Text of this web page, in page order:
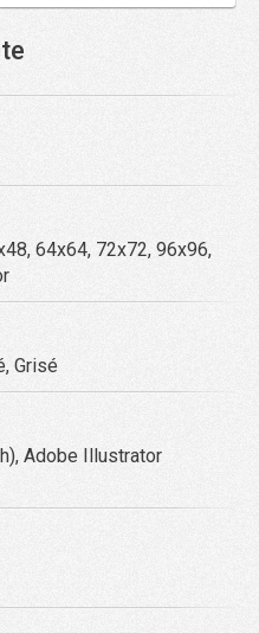
64x64, 72x72, 96x96,
Grisé
Adobe Illustrator